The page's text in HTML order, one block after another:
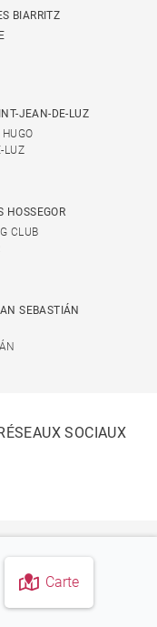
Carte
BIARRITZ
JEAN-DE-LUZ
LUZ
HOSSEGOR
CLUB
SEBASTIÁN
SOCIAUX
- BARNES